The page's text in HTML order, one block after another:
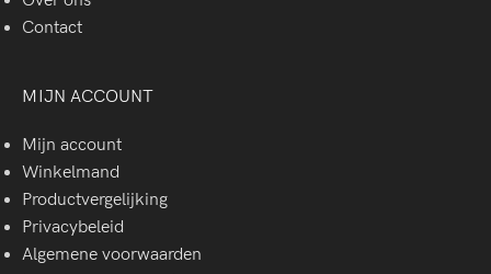
Contact
MIJN ACCOUNT
Mijn account
Winkelmand
Productvergelijking
Privacybeleid
Algemene voorwaarden